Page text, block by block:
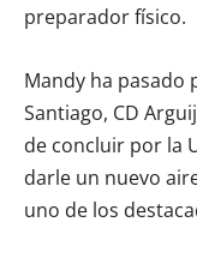
preparador físico.
Mandy ha pasado
Santiago, CD
de concluir por la
darle un nuevo
uno de los